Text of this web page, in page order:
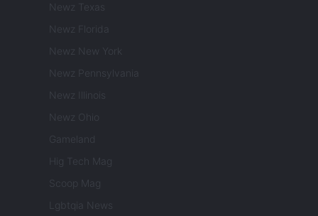
Newz Texas
Newz Florida
Newz New York
Newz Pennsylvania
Newz Illinois
Newz Ohio
Gameland
Hig Tech Mag
Scoop Mag
Lgbtqia News